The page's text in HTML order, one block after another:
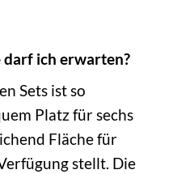
ich erwarten?
Sets ist so
Platz für sechs
Fläche für
stellt. Die